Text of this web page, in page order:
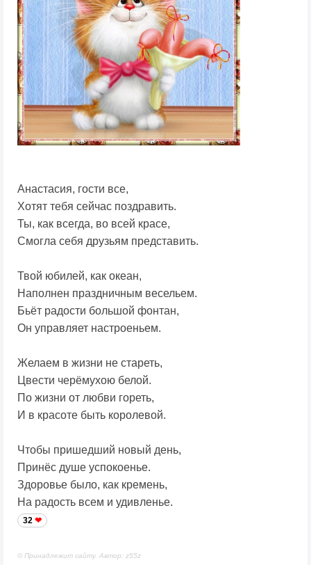
Анастасия, гости все,
Хотят тебя сейчас поздравить.
Ты, как всегда, во всей красе,
Смогла себя друзьям представить.
Твой юбилей, как океан,
Наполнен праздничным весельем.
Бьёт радости большой фонтан,
Он управляет настроеньем.
Желаем в жизни не стареть,
Цвести черёмухою белой.
По жизни от любви гореть,
И в красоте быть королевой.
Чтобы пришедший новый день,
Принёс душе успокоенье.
Здоровье было, как кремень,
На радость всем и удивленье.
32
© Принадлежит сайту. Автор: z55z